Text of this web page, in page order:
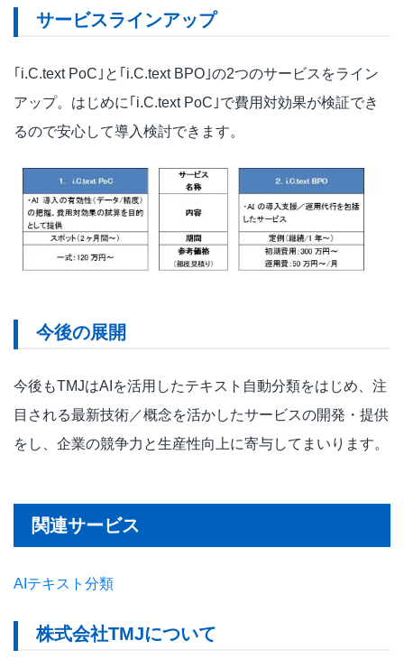
サービスラインアップ
｢i.C.text PoC｣と｢i.C.text BPO｣の2つのサービスをライン
アップ。はじめに｢i.C.text PoC｣で費用対効果が検証でき
るので安心して導入検討できます。
今後の展開
今後もTMJはAIを活用したテキスト自動分類をはじめ、注
目される最新技術／概念を活かしたサービスの開発・提供
をし、企業の競争力と生産性向上に寄与してまいります。
関連サービス
AIテキスト分類
株式会社TMJについて